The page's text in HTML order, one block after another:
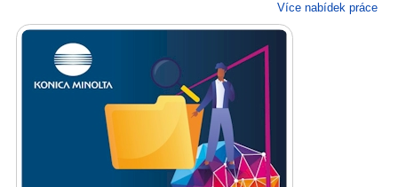
Více nabídek práce